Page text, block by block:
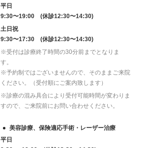
平日
9:30〜19:00 (休診12:30〜14:30)
土日祝
9:30〜17:30 (休診12:30〜14:30)
※受付は診療終了時間の30分前までとなりま
す。
※予約制ではございませんので、そのままご来院
ください。（受付順にご案内致します）
※診療の混み具合により受付可能時間が変わりま
すので、ご来院前にお問い合わせください。
美容診療、保険適応手術・レーザー治療
平日